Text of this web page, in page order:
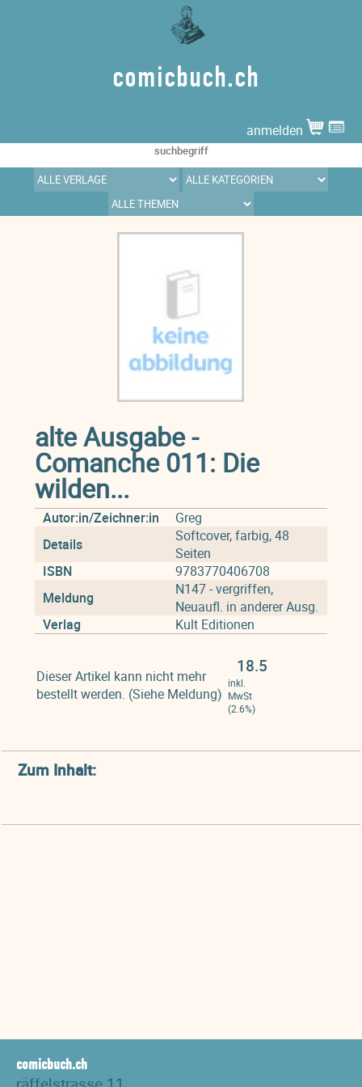
comicbuch.ch
anmelden
alte Ausgabe -
Comanche 011: Die
wilden...
Autor:in/Zeichner:in
Greg
Details
Softcover, farbig, 48
Seiten
ISBN
9783770406708
Meldung
N147 - vergriffen,
Neuaufl. in anderer Ausg.
Verlag
Kult Editionen
Dieser Artikel kann nicht mehr
bestellt werden. (Siehe Meldung)
18.5
inkl.
MwSt
(2.6%)
Zum Inhalt:
comicbuch.ch